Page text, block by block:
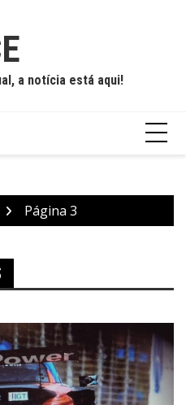
a notícia está aqui!
Página 3